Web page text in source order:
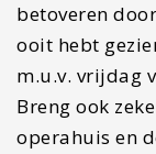
betoveren
ooit hebt
m.u.v. vrijdag
Breng ook
operahuis en